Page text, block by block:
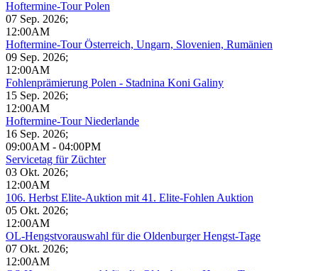
Hoftermine-Tour Polen
07 Sep. 2026;
12:00AM
Hoftermine-Tour Österreich, Ungarn, Slovenien, Rumänien
09 Sep. 2026;
12:00AM
Fohlenprämierung Polen - Stadnina Koni Galiny
15 Sep. 2026;
12:00AM
Hoftermine-Tour Niederlande
16 Sep. 2026;
09:00AM - 04:00PM
Servicetag für Züchter
03 Okt. 2026;
12:00AM
106. Herbst Elite-Auktion mit 41. Elite-Fohlen Auktion
05 Okt. 2026;
12:00AM
OL-Hengstvorauswahl für die Oldenburger Hengst-Tage
07 Okt. 2026;
12:00AM